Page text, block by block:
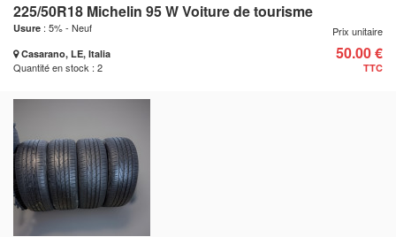
225/50R18 Michelin 95 W Voiture de tourisme
Usure : 5% - Neuf
Casarano, LE, Italia
Quantité en stock : 2
Prix unitaire
50.00 €
TTC